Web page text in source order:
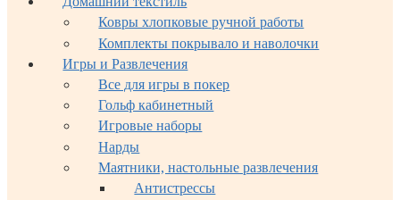
Ковры хлопковые ручной работы
Комплекты покрывало и наволочки
Игры и Развлечения
Все для игры в покер
Гольф кабинетный
Игровые наборы
Нарды
Маятники, настольные развлечения
Антистрессы